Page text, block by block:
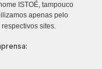
ISTOÉ, tampouco
apenas pelo
respectivos sites.